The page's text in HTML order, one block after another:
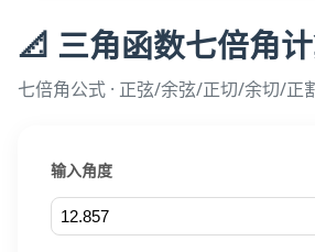
📐 三角函数七倍角
七倍角公式 · 正弦/余弦/正切/余切/正
输入角度